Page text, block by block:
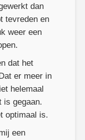
dan
tevreden en
weer een
dat het
er meer in
helemaal
is gegaan.
optimaal is.
een